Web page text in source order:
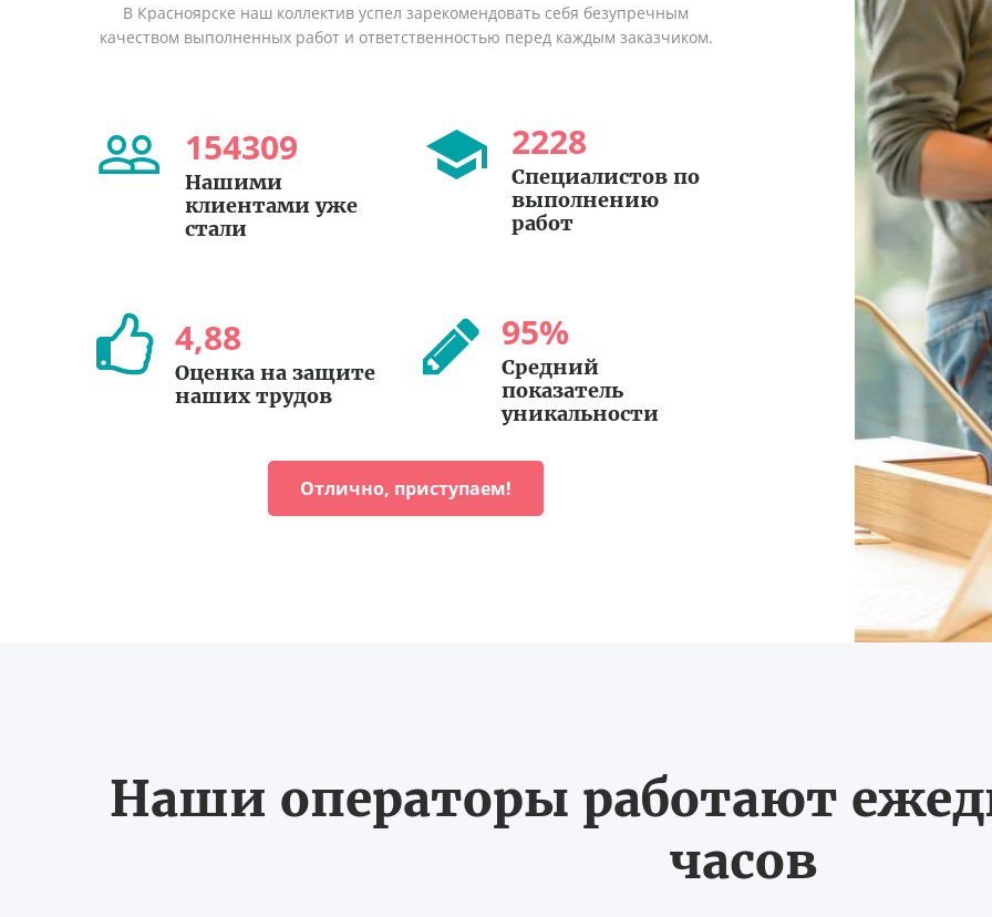
В Красноярске наш коллектив успел зарекомендовать себя безупречным
качеством выполненных работ и ответственностью перед каждым заказчиком.
154309
Нашими
клиентами уже
стали
2228
Специалистов по
выполнению
работ
4,88
Оценка на защите
наших трудов
95%
Средний
показатель
уникальности
Отлично, приступаем!
Наши операторы работают
часов